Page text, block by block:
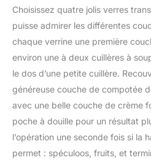
Choisissez quatre jolis verres
puisse admirer les différentes
chaque verrine une première
environ une à deux cuillères à
le dos d’une petite cuillère.
généreuse couche de compotée
avec une belle couche de crème
poche à douille pour un résultat
l’opération une seconde fois si la
permet : spéculoos, fruits, et